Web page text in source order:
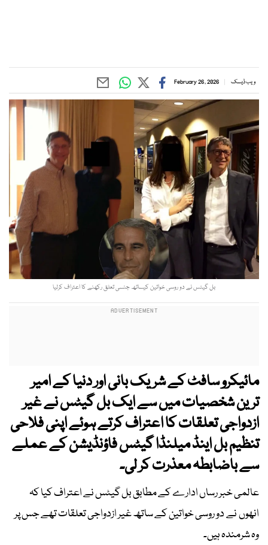
ویب ڈیسک February 26, 2026
بل گیٹس نے دو روسی خواتین کیساتھ جنسی تعلق رکھنے کا اعتراف کرلیا
مائیکرو سافٹ کے شریک بانی اور دنیا کے امیر
ترین شخصیات میں سے ایک بل گیٹس نے غیر
ازدواجی تعلقات کا اعتراف کرتے ہوئے اپنی فلاحی
تنظیم بل اینڈ میلنڈا گیٹس فاؤنڈیشن کے عملے
سے باضابطہ معذرت کر لی۔
عالمی خبر رساں ادارے کے مطابق بل گیٹس نے اعتراف کیا کہ
انھوں نے دو روسی خواتین کے ساتھ غیر ازدواجی تعلقات تھے جس پر
وہ شرمندہ ہیں۔